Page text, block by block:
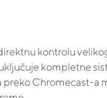
kontrolu
kompletne
Chromecast-a